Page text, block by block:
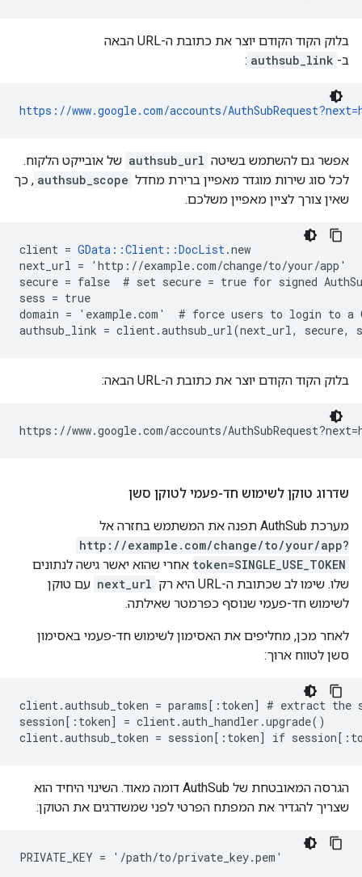
בלוק הקוד הקודם יוצר את כתובת ה-URL הבאה
ב- authsub_link
:
https://www.google.com/accounts/
אפשר גם להשתמש בשיטה authsub_url של אובייקט הלקוח.
לכל סוג שירות מוגדר מאפיין ברירת מחדל authsub_scope , כך
שאין צורך לציין מאפיין משלכם.
client = GData::Client::DocList.new
next_url = 'http://example.com/change/to/your/app'
secure = false  # set secure = true for signed
sess = true
domain = 'example.com'  # force users to login to a
authsub_link = client.authsub_url(next_url, secure,
בלוק הקוד הקודם יוצר את כתובת ה-URL הבאה:
https://www.google.com/accounts/
שדרוג טוקן לשימוש חד-פעמי לטוקן סשן
מערכת AuthSub תפנה את המשתמש בחזרה אל
http://example.com/change/to/your/app?
token=SINGLE_USE_TOKEN אחרי שהוא יאשר גישה לנתונים
שלו. שימו לב שכתובת ה-URL היא רק
next_url עם טוקן
לשימוש חד-פעמי שנוסף כפרמטר שאילתה.
לאחר מכן, מחליפים את האסימון לשימוש חד-פעמי באסימון
סשן לטווח ארוך:
client.authsub_token = params[:token] # extract the
session[:token] = client.auth_handler.upgrade()
client.authsub_token = session[:token] if
הגרסה המאובטחת של AuthSub דומה מאוד. השינוי היחיד הוא
שצריך להגדיר את המפתח הפרטי לפני שמשדרגים את הטוקן:
PRIVATE_KEY = '/path/to/private_key.pem'